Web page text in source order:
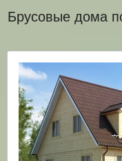
Брусовые дома